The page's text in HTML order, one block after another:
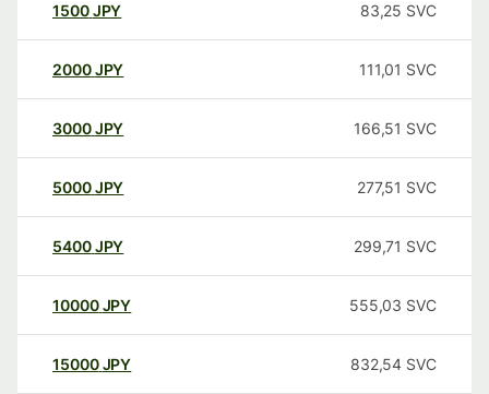
1500JPY 83,25 SVC
2000JPY 111,01 SVC
3000JPY 166,51 SVC
5000JPY 277,51 SVC
5400JPY 299,71 SVC
10000 JPY 555,03 SVC
15000 JPY 832,54 SVC